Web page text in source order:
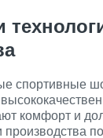
спортивные
комфорт и
производства